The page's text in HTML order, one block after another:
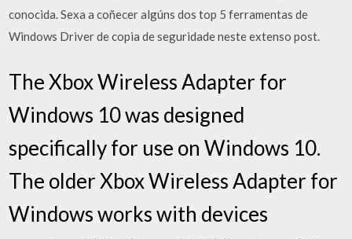
conocida. Sexa a coñecer algúns dos top 5 ferramentas de
Windows Driver de copia de seguridade neste extenso post.
The Xbox Wireless Adapter for
Windows 10 was designed
specifically for use on Windows 10.
The older Xbox Wireless Adapter for
Windows works with devices